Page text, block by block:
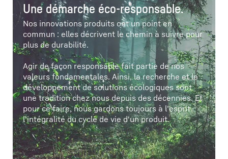
Une démarche éco-responsable.
Nos innovations produits ont un point en
commun : elles décrivent le chemin à suivre pour
plus de durabilité.
Agir de façon responsable fait partie de nos
valeurs fondamentales. Ainsi, la recherche et le
développement de solutions écologiques sont
une tradition chez nous depuis des décennies. Et
pour ce faire, nous gardons toujours à l'esprit
l'intégralité du cycle de vie d'un produit.